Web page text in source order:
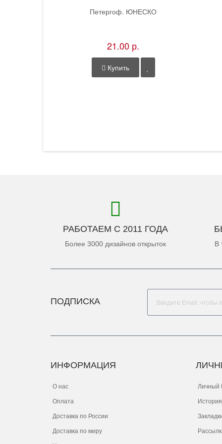
Петергоф. ЮНЕСКО
21.00 р.
Купить
РАБОТАЕМ С 2011 ГОДА
Более 3000 дизайнов открыток В
ПОДПИСКА
ИНФОРМАЦИЯ
О нас
Оплата
Доставка по России
Доставка по миру
Личный